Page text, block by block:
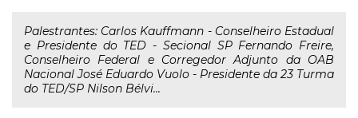
Palestrantes: Carlos Kauffmann - Conselheiro Estadual
e Presidente do TED - Secional SP Fernando Freire,
Conselheiro Federal e Corregedor Adjunto da OAB
Nacional José Eduardo Vuolo - Presidente da 23 Turma
do TED/SP Nilson Bélvi...